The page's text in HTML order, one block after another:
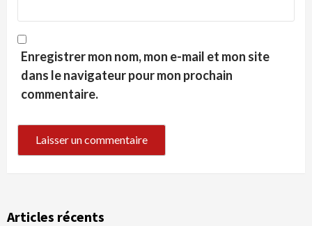
Enregistrer mon nom, mon e-mail et mon site
dans le navigateur pour mon prochain
commentaire.
Articles récents